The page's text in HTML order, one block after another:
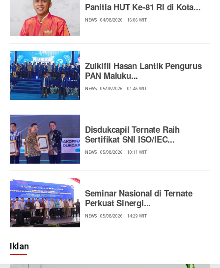
Panitia HUT Ke-81 RI di Kota...
NEWS 04/08/2026 | 16:06 WIT
Zulkifli Hasan Lantik Pengurus
PAN Maluku...
NEWS 05/08/2026 | 01:46 WIT
Disdukcapil Ternate Raih
Sertifikat SNI ISO/IEC...
NEWS 05/08/2026 | 10:11 WIT
Seminar Nasional di Ternate
Perkuat Sinergi...
NEWS 05/08/2026 | 14:29 WIT
Iklan